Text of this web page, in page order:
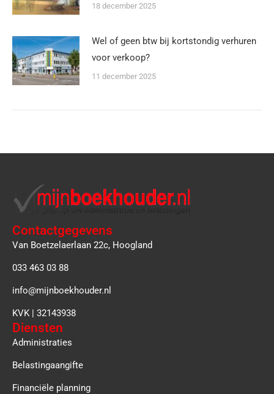
18 december 2025
Wel of geen btw bij kortstondig verhuren
voor verkoop?
11 december 2025
Contactgegevens
Van Boetzelaerlaan 22c, Hoogland
033 463 03 88
info@mijnboekhouder.nl
KVK | 32143938
Diensten
Administraties
Belastingaangifte
Financiële planning